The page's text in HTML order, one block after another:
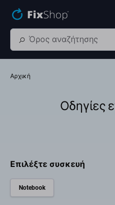
Αρχική
Οδηγίες
Επιλέξτε συσκευή
Notebook